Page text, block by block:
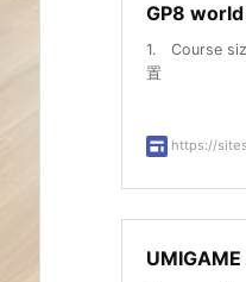
GP8
1. Course
置
https://
UMIGAME